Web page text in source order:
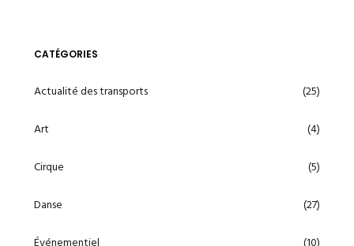
CATÉGORIES
Actualité des transports (25)
Art (4)
Cirque (5)
Danse (27)
Événementiel (10)